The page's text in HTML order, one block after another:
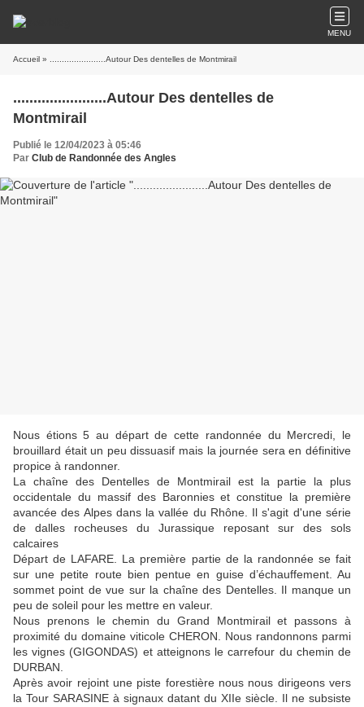
MENU
Accueil » .......................Autour Des dentelles de Montmirail
.......................Autour Des dentelles de
Montmirail
Publié le 12/04/2023 à 05:46
Par Club de Randonnée des Angles
Nous étions 5 au départ de cette randonnée du Mercredi, le
brouillard était un peu dissuasif mais la journée sera en définitive
propice à randonner.
La chaîne des Dentelles de Montmirail est la partie la plus
occidentale du massif des Baronnies et constitue la première
avancée des Alpes dans la vallée du Rhône. Il s'agit d'une série
de dalles rocheuses du Jurassique reposant sur des sols
calcaires
Départ de LAFARE. La première partie de la randonnée se fait
sur une petite route bien pentue en guise d’échauffement. Au
sommet point de vue sur la chaîne des Dentelles. Il manque un
peu de soleil pour les mettre en valeur.
Nous prenons le chemin du Grand Montmirail et passons à
proximité du domaine viticole CHERON. Nous randonnons parmi
les vignes (GIGONDAS) et atteignons le carrefour du chemin de
DURBAN.
Après avoir rejoint une piste forestière nous nous dirigeons vers
la Tour SARASINE à signaux datant du XIIe siècle. Il ne subsiste